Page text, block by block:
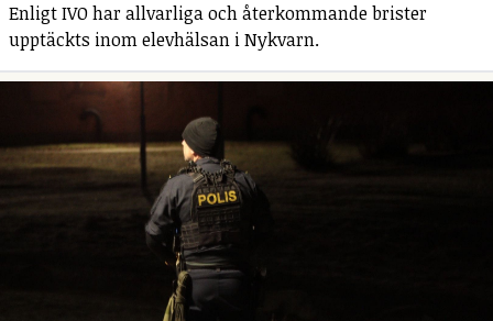
Enligt IVO har allvarliga och återkommande brister
upptäckts inom elevhälsan i Nykvarn.